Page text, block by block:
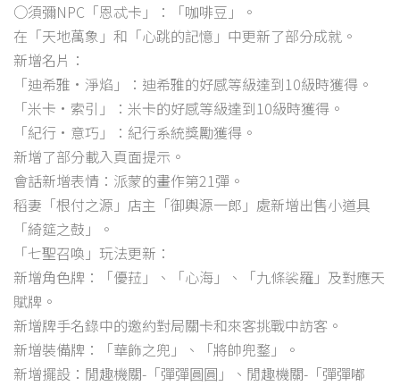
○須彌NPC「恩忒卡」：「咖啡豆」。
在「天地萬象」和「心跳的記憶」中更新了部分成就。
新增名片：
「迪希雅·淨焰」：迪希雅的好感等級達到10級時獲得。
「米卡·索引」：米卡的好感等級達到10級時獲得。
「紀行·意巧」：紀行系統獎勵獲得。
新增了部分載入頁面提示。
會話新增表情：派蒙的畫作第21彈。
稻妻「根付之源」店主「御輿源一郎」處新增出售小道具
「綺筵之鼓」。
「七聖召喚」玩法更新：
新增角色牌：「優菈」、「心海」、「九條裟羅」及對應天
賦牌。
新增牌手名錄中的邀約對局關卡和來客挑戰中訪客。
新增裝備牌：「華飾之兜」、「將帥兜鍪」。
新增擺設：閒趣機關-「彈彈圓圓」、閒趣機關-「彈彈嘟